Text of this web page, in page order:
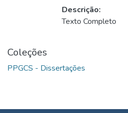
Descrição:
Texto Completo
Coleções
PPGCS - Dissertações